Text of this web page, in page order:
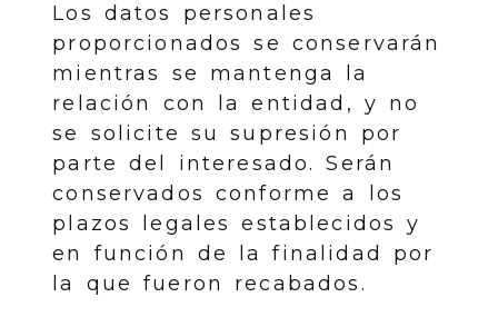
Los datos personales
proporcionados se conservarán
mientras se mantenga la
relación con la entidad, y no
se solicite su supresión por
parte del interesado. Serán
conservados conforme a los
plazos legales establecidos y
en función de la finalidad por
la que fueron recabados.